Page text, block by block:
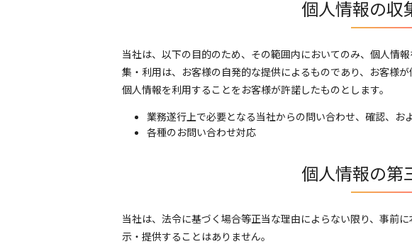
個人情報の収
当社は、以下の目的のため、その範囲内においてのみ、個人情
集・利用は、お客様の自発的な提供によるものであり、お客様
個人情報を利用することをお客様が許諾したものとします。
業務遂行上で必要となる当社からの問い合わせ、確認、お
各種のお問い合わせ対応
個人情報の第
当社は、法令に基づく場合等正当な理由によらない限り、事前
示・提供することはありません。